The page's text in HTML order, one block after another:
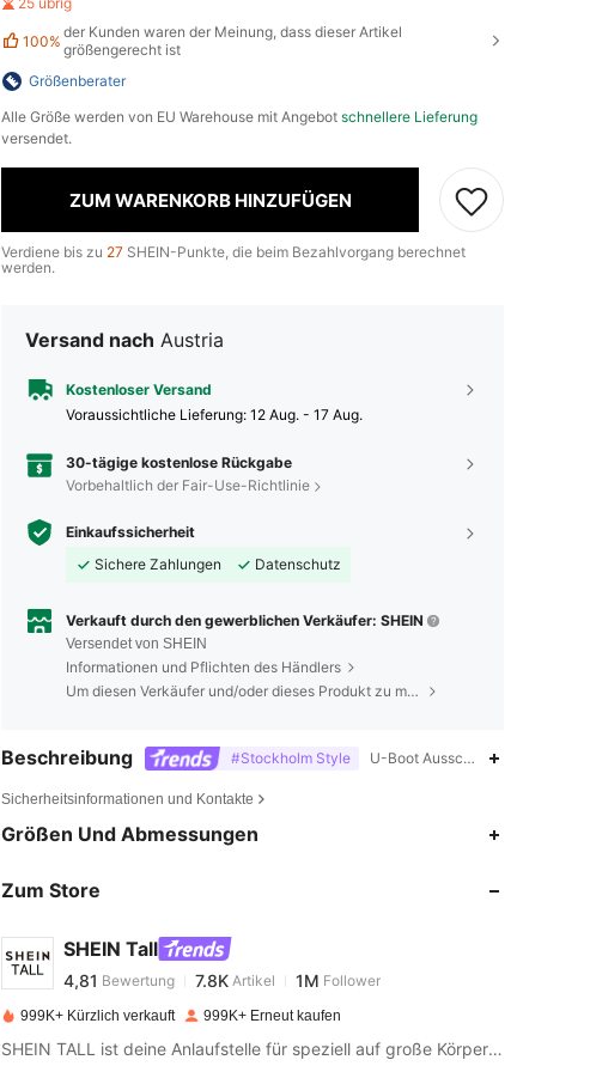
100% der Kunden waren der Meinung, dass dieser Artikel
größengerecht ist
Größenberater
Alle Größe werden von EU Warehouse mit Angebot schnellere Lieferung
versendet.
ZUM WARENKORB HINZUFÜGEN
Verdiene bis zu 27 SHEIN-Punkte, die beim Bezahlvorgang berechnet
werden.
Versand nach Austria
Kostenloser Versand
Voraussichtliche Lieferung: 12 Aug. - 17 Aug.
30-tägige kostenlose Rückgabe
Vorbehaltlich der Fair-Use-Richtlinie
Einkaufssicherheit
Sichere Zahlungen
Datenschutz
Verkauft durch den gewerblichen Verkäufer: SHEIN
Versendet von SHEIN
Informationen und Pflichten des Händlers
Um diesen Verkäufer und/oder dieses Produkt zu melden
Beschreibung #Stockholm Style U-Boot
Sicherheitsinformationen und Kontakte
Größen Und Abmessungen
Zum Store
SHEIN Tall
4,81
4,81 Bewertung 7.8K
m***ibezahltVor 1 Tag
999K+ Kürzlich verkauft 999K+ Erneut kaufen
SHEIN TALL ist deine Anlaufstelle für speziell auf große Körpergrößen zugeschnittene Mode.